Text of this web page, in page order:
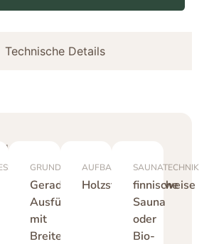
Technische Details
GRUNDRISS
Gerade
Ausführung
mit
Breite
AUFBAU
Holzständerbauweise
SAUNATECHNIK
finnische
Sauna
oder
Bio-